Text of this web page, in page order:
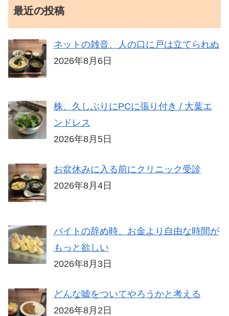
最近の投稿
ネットの雑音、人の口に戸は立てられぬ
2026年8月6日
株、久しぶりにPCに張り付き / 大葉エ
ンドレス
2026年8月5日
お盆休みに入る前にクリニック受診
2026年8月4日
バイトの辞め時、お金より自由な時間が
もっと欲しい
2026年8月3日
どんな嘘をついてやろうかと考える
2026年8月2日